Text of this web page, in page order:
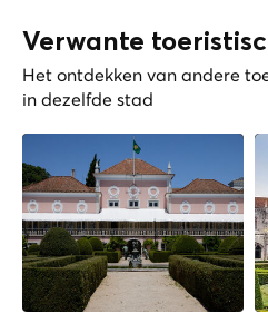
Verwante
Het ontdekken van andere
in dezelfde stad